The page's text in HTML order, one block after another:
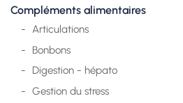
Compléments alimentaires
Articulations
Bonbons
Digestion - hépato
Gestion du stress